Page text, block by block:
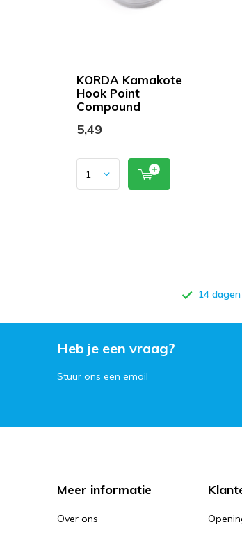
KORDA Kamakote
Hook Point
Compound
5,49
14
Heb je een vraag?
Stuur ons een email
Meer informatie
Over ons